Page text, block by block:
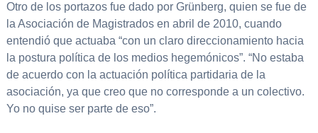
Otro de los portazos fue dado por Grünberg, quien se fue de
la Asociación de Magistrados en abril de 2010, cuando
entendió que actuaba “con un claro direccionamiento hacia
la postura política de los medios hegemónicos”. “No estaba
de acuerdo con la actuación política partidaria de la
asociación, ya que creo que no corresponde a un colectivo.
Yo no quise ser parte de eso”.